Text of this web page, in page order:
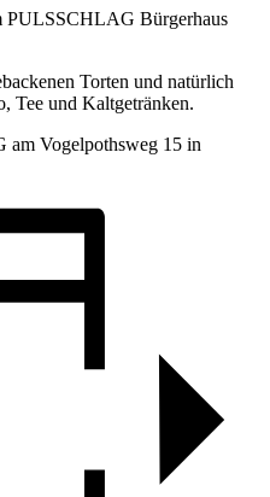
PULSSCHLAG Bürgerhaus
Torten und natürlich
Tee und Kaltgetränken.
Vogelpothsweg 15 in